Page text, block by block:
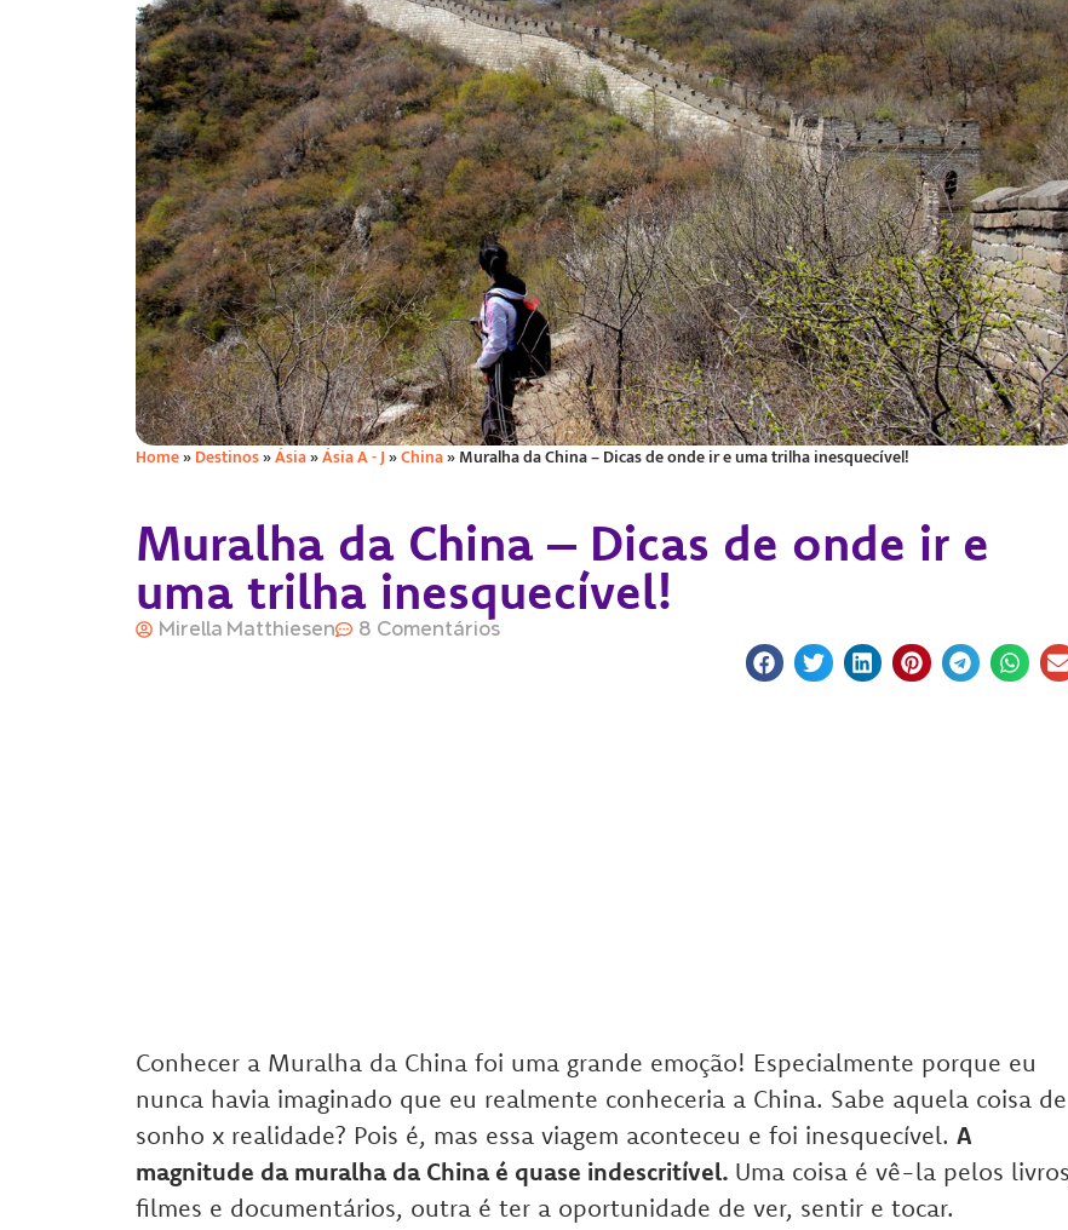
Home»Destinos»Ásia»Ásia A - J»China»Muralha da China – Dicas de onde ir e uma trilha inesquecível!
Muralha da China – Dicas de onde ir e
uma trilha inesquecível!
Mirella Matthiesen 8 Comentários
Conhecer a Muralha da China foi uma grande emoção! Especialmente porque eu
nunca havia imaginado que eu realmente conheceria a China. Sabe aquela coisa de
sonho x realidade? Pois é, mas essa viagem aconteceu e foi inesquecível. A
magnitude da muralha da China é quase indescritível. Uma coisa é vê-la pelos
filmes e documentários, outra é ter a oportunidade de ver, sentir e tocar.